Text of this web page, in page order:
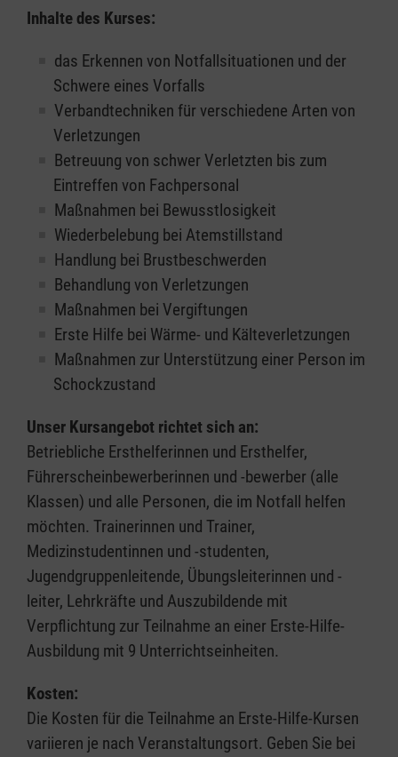
Inhalte des Kurses:
das Erkennen von Notfallsituationen und der
Schwere eines Vorfalls
Verbandtechniken für verschiedene Arten von
Verletzungen
Betreuung von schwer Verletzten bis zum
Eintreffen von Fachpersonal
Maßnahmen bei Bewusstlosigkeit
Wiederbelebung bei Atemstillstand
Handlung bei Brustbeschwerden
Behandlung von Verletzungen
Maßnahmen bei Vergiftungen
Erste Hilfe bei Wärme- und Kälteverletzungen
Maßnahmen zur Unterstützung einer Person im
Schockzustand
Unser Kursangebot richtet sich an:
Betriebliche Ersthelferinnen und Ersthelfer,
Führerscheinbewerberinnen und -bewerber (alle
Klassen) und alle Personen, die im Notfall helfen
möchten. Trainerinnen und Trainer,
Medizinstudentinnen und -studenten,
Jugendgruppenleitende, Übungsleiterinnen und -
leiter, Lehrkräfte und Auszubildende mit
Verpflichtung zur Teilnahme an einer Erste-Hilfe-
Ausbildung mit 9 Unterrichtseinheiten.
Kosten:
Die Kosten für die Teilnahme an Erste-Hilfe-Kursen
variieren je nach Veranstaltungsort. Geben Sie bei